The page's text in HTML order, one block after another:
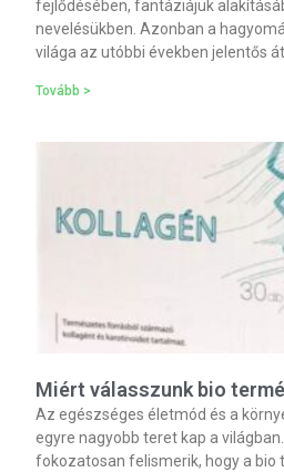
fejlődésében, fantáziájuk
nevelésükben. Azonban a
világa az utóbbi években jelentős
Tovább >
Miért válasszunk bio
Az egészséges életmód és a
egyre nagyobb teret kap a
fokozatosan felismerik, hogy a bio